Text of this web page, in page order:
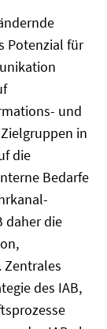
Potenzial für
und
in
die
Bedarfe
daher die
des IAB,